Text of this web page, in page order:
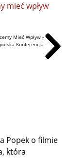
mieć wpływ
Mieć Wpływ -
Konferencja
Popek o filmie
która